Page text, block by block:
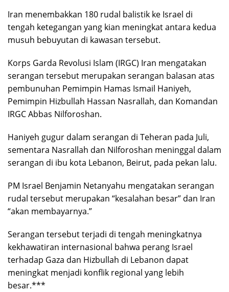
Iran menembakkan 180 rudal balistik ke Israel di
tengah ketegangan yang kian meningkat antara kedua
musuh bebuyutan di kawasan tersebut.
Korps Garda Revolusi Islam (IRGC) Iran mengatakan
serangan tersebut merupakan serangan balasan atas
pembunuhan Pemimpin Hamas Ismail Haniyeh,
Pemimpin Hizbullah Hassan Nasrallah, dan Komandan
IRGC Abbas Nilforoshan.
Haniyeh gugur dalam serangan di Teheran pada Juli,
sementara Nasrallah dan Nilforoshan meninggal dalam
serangan di ibu kota Lebanon, Beirut, pada pekan lalu.
PM Israel Benjamin Netanyahu mengatakan serangan
rudal tersebut merupakan “kesalahan besar” dan Iran
“akan membayarnya.”
Serangan tersebut terjadi di tengah meningkatnya
kekhawatiran internasional bahwa perang Israel
terhadap Gaza dan Hizbullah di Lebanon dapat
meningkat menjadi konflik regional yang lebih
besar.***